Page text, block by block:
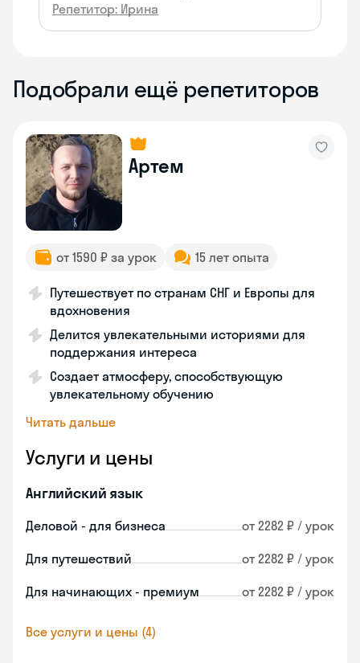
Репетитор: Ирина
Подобрали ещё репетиторов
Артем
от 1590 ₽ за урок 15 лет опыта
Путешествует по странам СНГ и Европы для
вдохновения
Делится увлекательными историями для
поддержания интереса
Создает атмосферу, способствующую
увлекательному обучению
Читать дальше
Услуги и цены
Английский язык
Деловой - для бизнеса от 2282 ₽ / урок
Для путешествий от 2282 ₽ / урок
Для начинающих - премиум от 2282 ₽ / урок
Все услуги и цены (4)